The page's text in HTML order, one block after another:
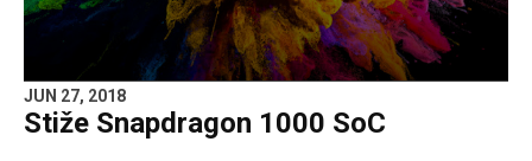
JUN 27, 2018
Stiže Snapdragon 1000 SoC